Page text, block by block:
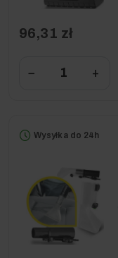
96,31 zł
− +
Wysyłka do 24h